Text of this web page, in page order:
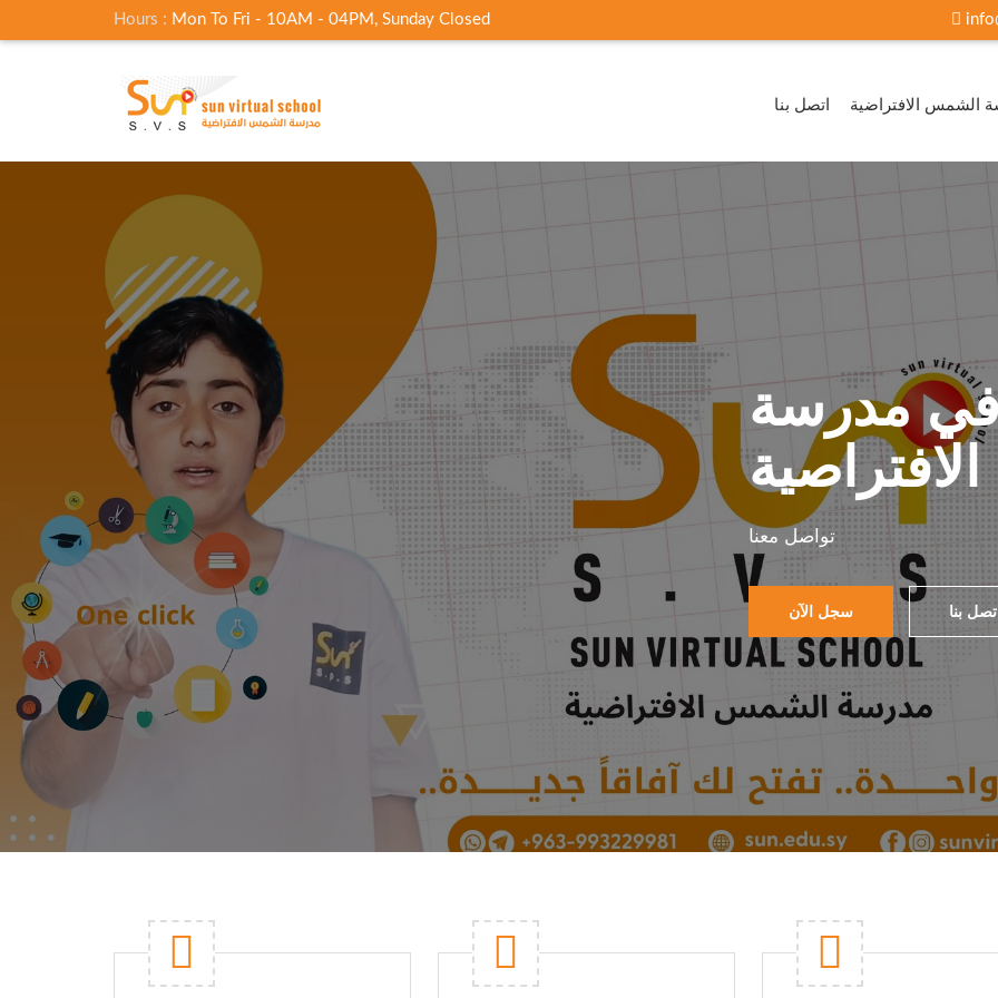
Hours : Mon To Fri - 10AM - 04PM, Sunday Closed
اتصل بنا الشمس الافتراضية
في مدرسة
تواصل معنا
سجل الآن بنا